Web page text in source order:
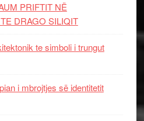
PRIFTIT NË
DRAGO SILIQIT
te simboli i trungut
i mbrojtjes së identitetit